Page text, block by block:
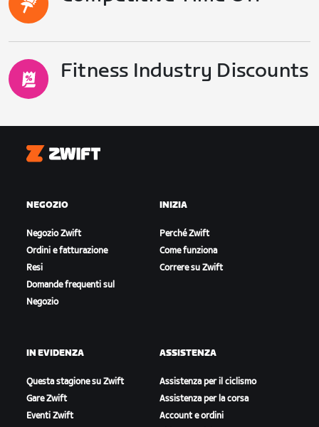
Fitness Industry Discounts
Zwift
NEGOZIO
Negozio Zwift
Ordini e fatturazione
Resi
Domande frequenti sul
Negozio
INIZIA
Perché Zwift
Come funziona
Correre su Zwift
IN EVIDENZA
Questa stagione su Zwift
Gare Zwift
Eventi Zwift
ASSISTENZA
Assistenza per il ciclismo
Assistenza per la corsa
Account e ordini